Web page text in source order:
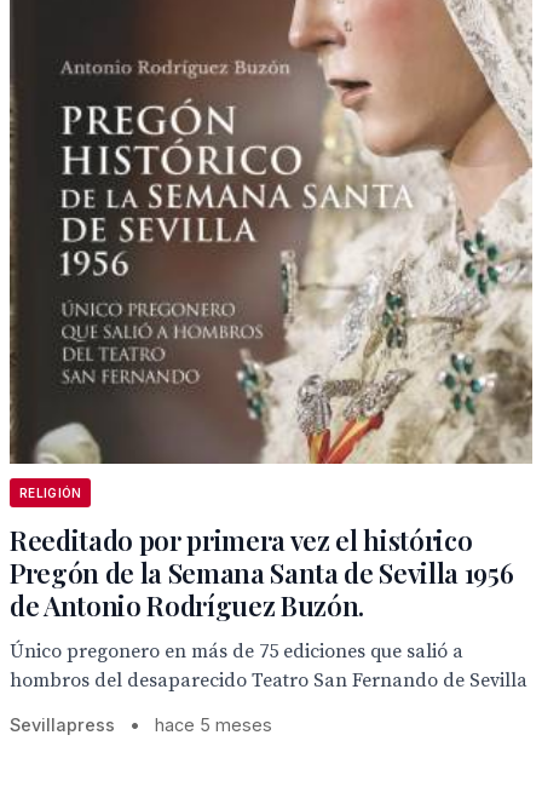
RELIGIÓN
Reeditado por primera vez el histórico
Pregón de la Semana Santa de Sevilla 1956
de Antonio Rodríguez Buzón.
Único pregonero en más de 75 ediciones que salió a
hombros del desaparecido Teatro San Fernando de Sevilla
Sevillapress • hace 5 meses